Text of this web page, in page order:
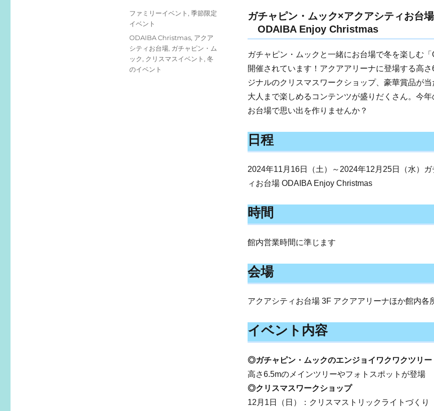
ガチャピン・ムック×アクアシティお台場
ODAIBA Enjoy Christmas
ガチャピン・ムックと一緒にお台場で冬を楽しむ
開催されています！アクアアリーナに登場する高
ジナルのクリスマスワークショップ、豪華賞品が
大人まで楽しめるコンテンツが盛りだくさん。今
お台場で思い出を作りませんか？
日程
2024年11月16日（土）～2024年12月25日（水）
ィお台場 ODAIBA Enjoy Christmas
時間
館内営業時間に準じます
会場
アクアシティお台場 3F アクアアリーナほか館内各
イベント内容
◎ガチャピン・ムックのエンジョイワクワクツリー
高さ6.5mのメインツリーやフォトスポットが登場
◎クリスマスワークショップ
12月1日（日）：クリスマストリックライトづくり
稿
カ
テ
ファミリーイベント , 季節限定
イベント
タ
グ
ODAIBA Christmas, アクア
シティお台場, ガチャピン・ム
ック, クリスマスイベント , 冬
のイベント